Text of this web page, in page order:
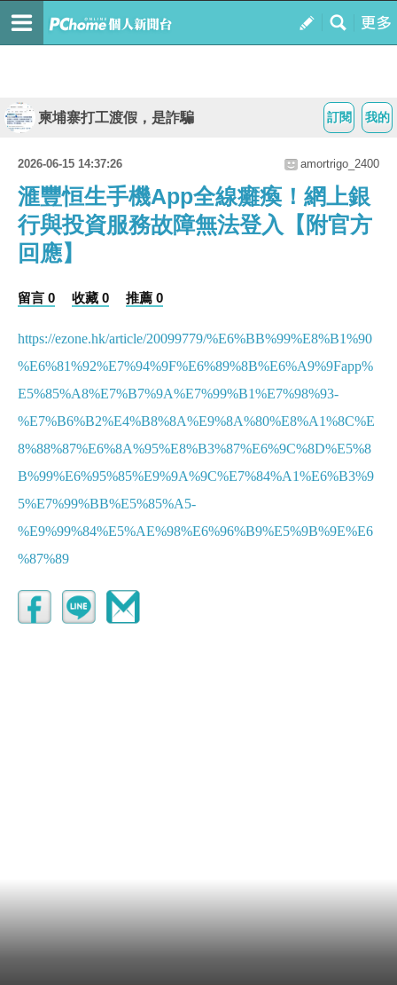
我的
訂閱
柬埔寨打工渡假，是詐騙
2026-06-15 14:37:26 amortrigo_2400
滙豐恒生手機App全線癱瘓！網上銀
行與投資服務故障無法登入【附官方
回應】
留言 0 收藏 0 推薦 0
https://ezone.hk/article/20099779/%E6%BB%99%E8%B1%90
%E6%81%92%E7%94%9F%E6%89%8B%E6%A9%9Fapp%
E5%85%A8%E7%B7%9A%E7%99%B1%E7%98%93-
%E7%B6%B2%E4%B8%8A%E9%8A%80%E8%A1%8C%E
8%88%87%E6%8A%95%E8%B3%87%E6%9C%8D%E5%8
B%99%E6%95%85%E9%9A%9C%E7%84%A1%E6%B3%9
5%E7%99%BB%E5%85%A5-
%E9%99%84%E5%AE%98%E6%96%B9%E5%9B%9E%E6
%87%89